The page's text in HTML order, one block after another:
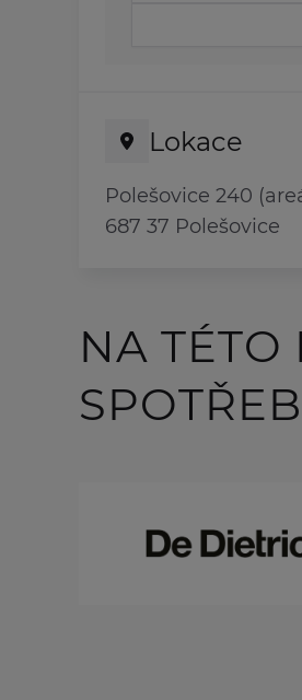
Lokace
Polešovice 240
687 37 Polešovice
NA TÉTO